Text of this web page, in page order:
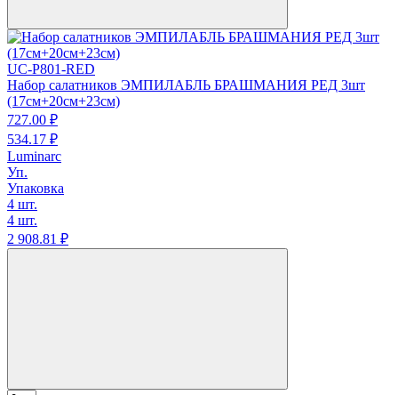
UC-P801-RED
Набор салатников ЭМПИЛАБЛЬ БРАШМАНИЯ РЕД 3шт
(17см+20см+23см)
727.00 ₽
534.17 ₽
Luminarc
Уп.
Упаковка
4 шт.
4 шт.
2 908.81 ₽